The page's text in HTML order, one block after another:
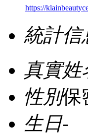
https://
統計信
真實姓
性別保
生日-